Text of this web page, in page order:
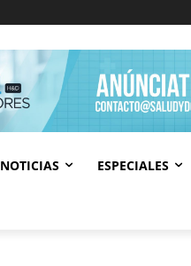
NOTICIAS ESPECIALES